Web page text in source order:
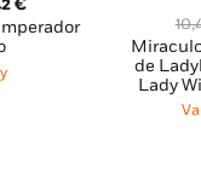
€
preço
de
Lady